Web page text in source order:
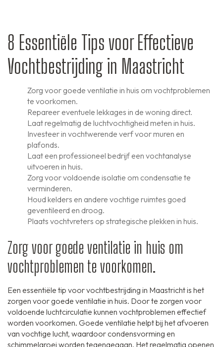
8 Essentiële Tips voor Effectieve
Vochtbestrijding in Maastricht
Zorg voor goede ventilatie in huis om vochtproblemen
te voorkomen.
Repareer eventuele lekkages in de woning direct.
Laat regelmatig de luchtvochtigheid meten in huis.
Investeer in vochtwerende verf voor muren en
plafonds.
Laat een professioneel bedrijf een vochtanalyse
uitvoeren in huis.
Zorg voor voldoende isolatie om condensatie te
verminderen.
Houd kelders en andere vochtige ruimtes goed
geventileerd en droog.
Plaats vochtvreters op strategische plekken in huis.
Zorg voor goede ventilatie in huis om
vochtproblemen te voorkomen.
Een essentiële tip voor vochtbestrijding in Maastricht is het
zorgen voor goede ventilatie in huis. Door te zorgen voor
voldoende luchtcirculatie kunnen vochtproblemen effectief
worden voorkomen. Goede ventilatie helpt bij het afvoeren
van vochtige lucht, waardoor condensvorming en
schimmelgroei worden tegengegaan. Het regelmatig openen